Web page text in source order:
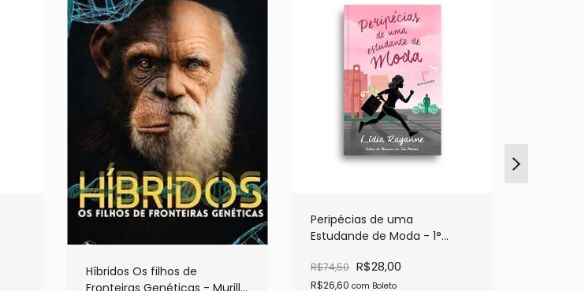
Híbridos Os filhos de
Fronteiras Genéticas - Murillo
Peripécias de uma
Estudande de Moda - 1°
R$74,50 R$28,00
R$26,60 com Boleto